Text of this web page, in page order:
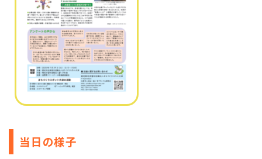
当日の様子